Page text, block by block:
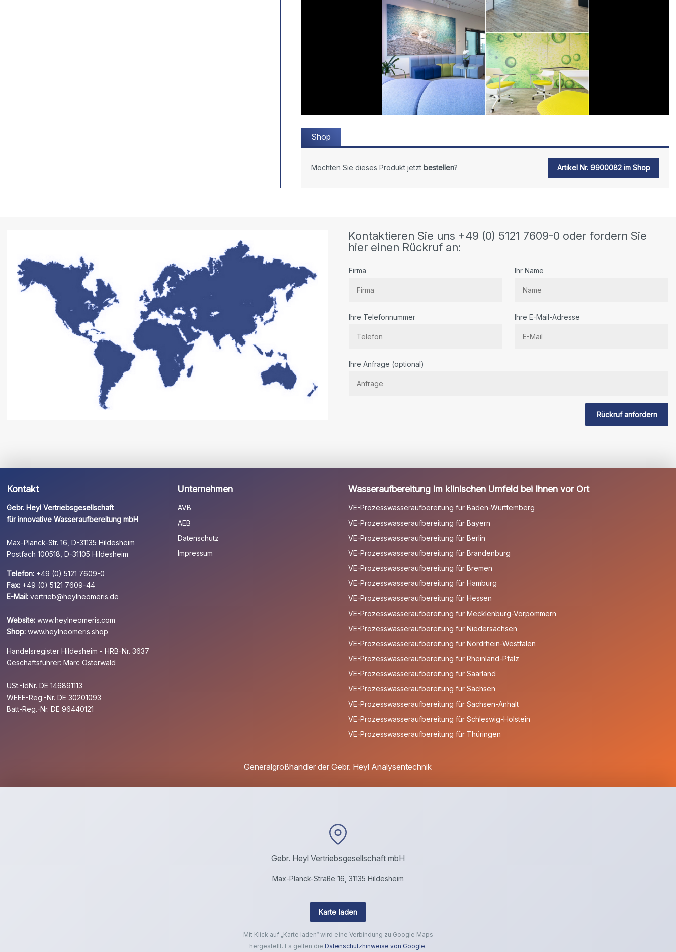
Shop
Möchten Sie dieses Produkt jetzt bestellen? Artikel Nr. 9900082 im Shop
Kontaktieren Sie uns +49 (0) 5121 7609-0 oder fordern Sie
hier einen Rückruf an:
Firma Ihr Name
Ihre Telefonnummer Ihre E-Mail-Adresse
Sie
Ihre Anfrage (optional)
Rückruf anfordern
Kontakt
Gebr. Heyl Vertriebsgesellschaft
für innovative Wasseraufbereitung mbH
Max-Planck-Str. 16, D-31135 Hildesheim
Postfach 100518, D-31105 Hildesheim
Telefon: +49 (0) 5121 7609-0
Fax: +49 (0) 5121 7609-44
E-Mail: vertrieb@heylneomeris.de
Website: www.heylneomeris.com
Shop: www.heylneomeris.shop
Handelsregister Hildesheim - HRB-Nr. 3637
Geschäftsführer: Marc Osterwald
USt.-IdNr. DE 146891113
WEEE-Reg.-Nr. DE 30201093
Batt-Reg.-Nr. DE 96440121
Unternehmen
AVB
AEB
Datenschutz
Impressum
Wasseraufbereitung im klinischen Umfeld bei Ihnen vor Ort
VE-Prozesswasseraufbereitung für Baden-Württemberg
VE-Prozesswasseraufbereitung für Bayern
VE-Prozesswasseraufbereitung für Berlin
VE-Prozesswasseraufbereitung für Brandenburg
VE-Prozesswasseraufbereitung für Bremen
VE-Prozesswasseraufbereitung für Hamburg
VE-Prozesswasseraufbereitung für Hessen
VE-Prozesswasseraufbereitung für Mecklenburg-Vorpommern
VE-Prozesswasseraufbereitung für Niedersachsen
VE-Prozesswasseraufbereitung für Nordrhein-Westfalen
VE-Prozesswasseraufbereitung für Rheinland-Pfalz
VE-Prozesswasseraufbereitung für Saarland
VE-Prozesswasseraufbereitung für Sachsen
VE-Prozesswasseraufbereitung für Sachsen-Anhalt
VE-Prozesswasseraufbereitung für Schleswig-Holstein
VE-Prozesswasseraufbereitung für Thüringen
Generalgroßhändler der Gebr. Heyl Analysentechnik
Gebr. Heyl Vertriebsgesellschaft mbH
Max-Planck-Straße 16, 31135 Hildesheim
Karte laden
Mit Klick auf „Karte laden“ wird eine Verbindung zu Google Maps
hergestellt. Es gelten die Datenschutzhinweise von Google.